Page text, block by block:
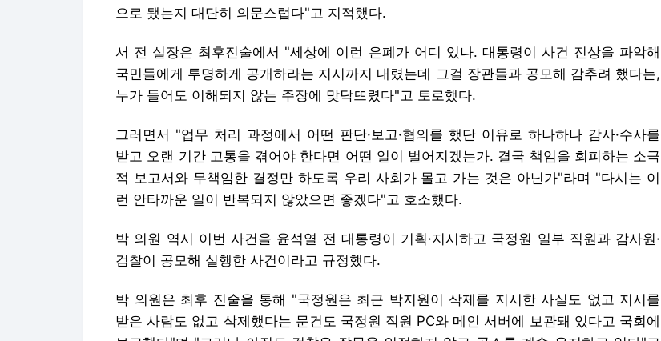
으로 됐는지 대단히 의문스럽다"고 지적했다.
서 전 실장은 최후진술에서 "세상에 이런 은폐가 어디 있나. 대통령이 사건 진상을 파악해
국민들에게 투명하게 공개하라는 지시까지 내렸는데 그걸 장관들과 공모해 감추려 했다는,
누가 들어도 이해되지 않는 주장에 맞닥뜨렸다"고 토로했다.
그러면서 "업무 처리 과정에서 어떤 판단·보고·협의를 했단 이유로 하나하나 감사·수사를
받고 오랜 기간 고통을 겪어야 한다면 어떤 일이 벌어지겠는가. 결국 책임을 회피하는 소극
적 보고서와 무책임한 결정만 하도록 우리 사회가 몰고 가는 것은 아닌가"라며 "다시는 이
런 안타까운 일이 반복되지 않았으면 좋겠다"고 호소했다.
박 의원 역시 이번 사건을 윤석열 전 대통령이 기획·지시하고 국정원 일부 직원과 감사원·
검찰이 공모해 실행한 사건이라고 규정했다.
박 의원은 최후 진술을 통해 "국정원은 최근 박지원이 삭제를 지시한 사실도 없고 지시를
받은 사람도 없고 삭제했다는 문건도 국정원 직원 PC와 메인 서버에 보관돼 있다고 국회에